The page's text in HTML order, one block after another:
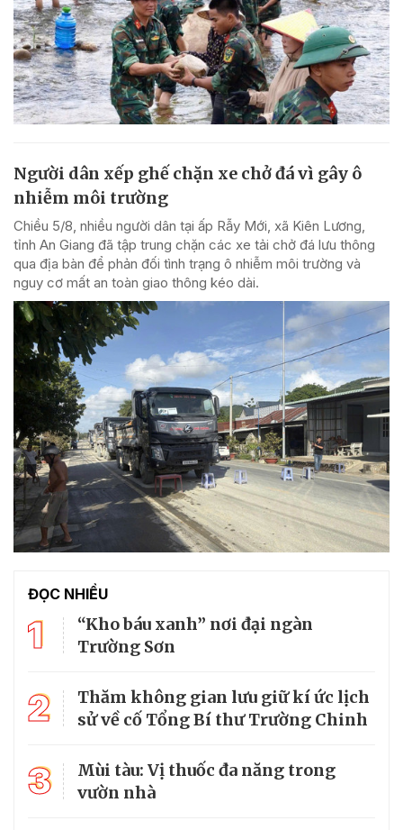
Người dân xếp ghế chặn xe chở đá vì gây ô
nhiễm môi trường
Chiều 5/8, nhiều người dân tại ấp Rẫy Mới, xã Kiên Lương,
tỉnh An Giang đã tập trung chặn các xe tải chở đá lưu thông
qua địa bàn để phản đối tình trạng ô nhiễm môi trường và
nguy cơ mất an toàn giao thông kéo dài.
ĐỌC NHIỀU
1
“Kho báu xanh” nơi đại ngàn
Trường Sơn
2
Thăm không gian lưu giữ kí ức lịch
sử về cố Tổng Bí thư Trường Chinh
3
Mùi tàu: Vị thuốc đa năng trong
vườn nhà